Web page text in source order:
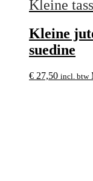
Kleine
Kleine
suedine
€ 27,50 incl. btw